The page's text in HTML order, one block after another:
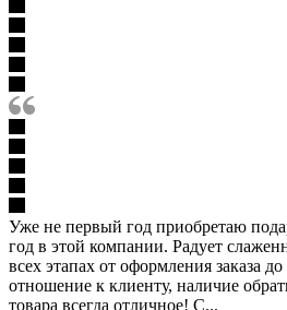
Уже не первый год приобретаю
год в этой компании. Радует
всех этапах от оформления заказа
отношение к клиенту, наличие
товара всегда отличное! С...